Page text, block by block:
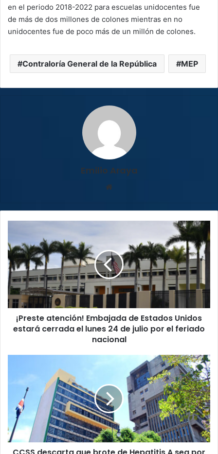
en el periodo 2018-2022 para escuelas unidocentes fue
de más de dos millones de colones mientras en no
unidocentes fue de poco más de un millón de colones.
Contraloría General de la República MEP
Emilio Araya
Embajada
de
Estados
Unidos
estará
cerrada
el
lunes
24
nacional
¡Preste atención! Embajada de Estados Unidos
estará cerrada el lunes 24 de julio por el feriado
nacional
Hepatitis
sea
por
contaminación